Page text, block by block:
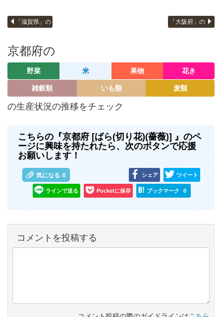
「滋賀県」の 「大阪府」の
京都府の
野菜 米 果物 花き
雑穀類 いも類 麦類
の生産状況の推移をチェック
こちらの『京都府 [ばら(切り花)(薔薇)] 』のペ
ージに興味を持たれたら、次のボタンで応援
お願いします！
気になる 0 シェア ツイート
ラインで送る Pocketに保存 ブックマーク 0
コメントを投稿する